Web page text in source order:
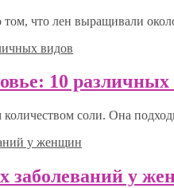
что лен выращивали
10 различных
соли. Она
заболеваний у